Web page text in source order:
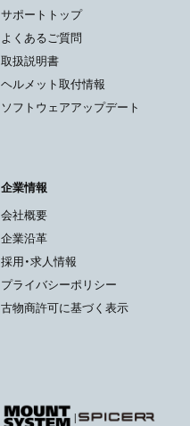
サポートトップ
よくあるご質問
取扱説明書
ヘルメット取付情報
ソフトウェアアップデート
企業情報
会社概要
企業沿革
採用・求人情報
プライバシーポリシー
古物商許可に基づく表示
|